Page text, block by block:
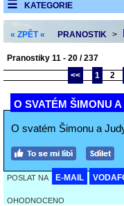
KATEGORIE
« ZPĚT « PRANOSTIK >
Pranostiky 11 - 20 / 237
<<
1 2
O SVATÉM ŠIMONU
O svatém Šimonu a
POSLAT NA E-MAIL
OHODNOCENO